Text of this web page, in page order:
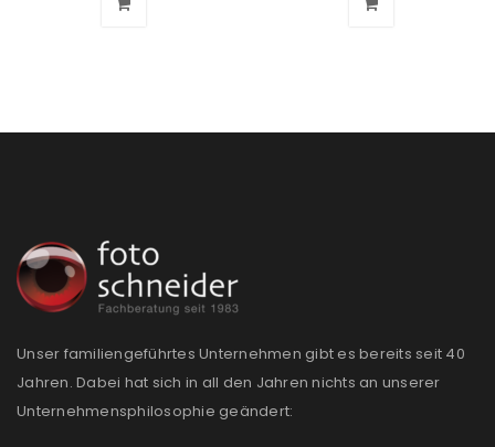
PASSWORT VERGESSEN?
REGISTRIEREN
Unser familiengeführtes Unternehmen gibt es bereits seit 40
Jahren. Dabei hat sich in all den Jahren nichts an unserer
Unternehmensphilosophie geändert: